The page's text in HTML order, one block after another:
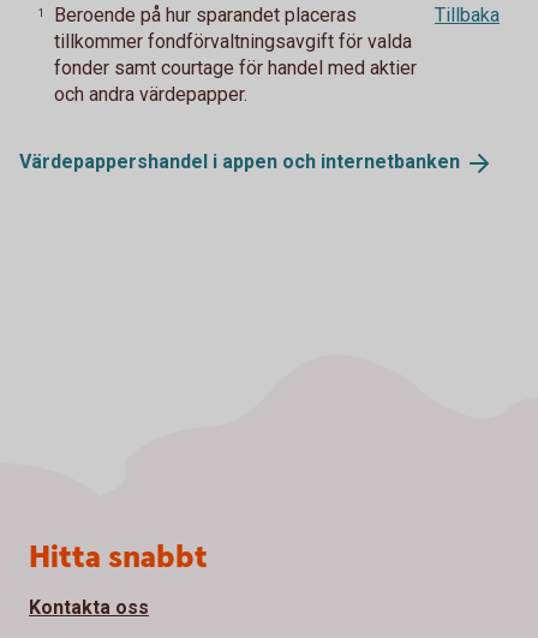
1
Beroende på hur sparandet placeras
tillkommer fondförvaltningsavgift för valda
fonder samt courtage för handel med aktier
och andra värdepapper.
Tillbaka
Värdepappershandel i appen och internetbanken
Sidfot
Hitta snabbt
Kontakta oss